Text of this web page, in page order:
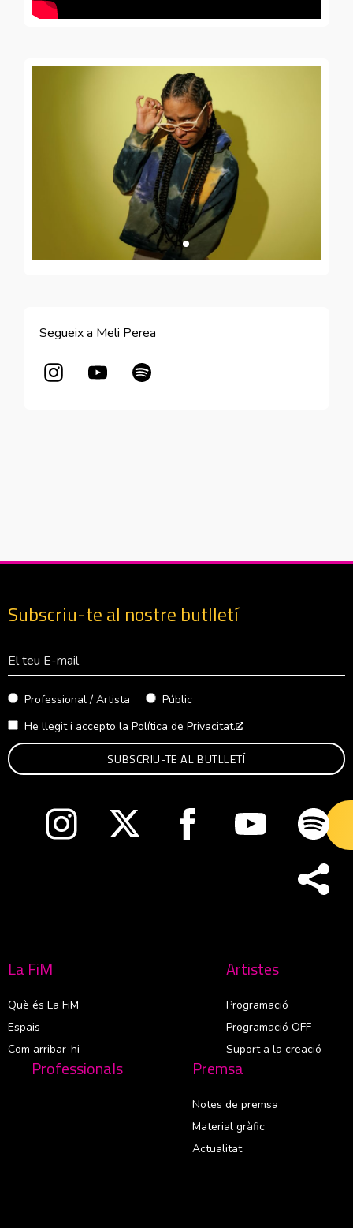
Segueix a Meli Perea
Abre en nueva ventana
Abre en nueva ventana
Abre en nueva ventana
Subscriu-te al nostre butlletí
Correu Electrònico
Professional / Artista
Públic
He llegit i accepto la Política de Privacitat.
Abre en nueva ventanaAbre en nueva ventanaAbre en nueva ventana
Abre en nueva
La FiM
Què és La FiM
Espais
Com arribar-hi
Artistes
Programació
Programació OFF
Suport a la creació
Professionals Premsa
Notes de premsa
Material gràfic
Actualitat